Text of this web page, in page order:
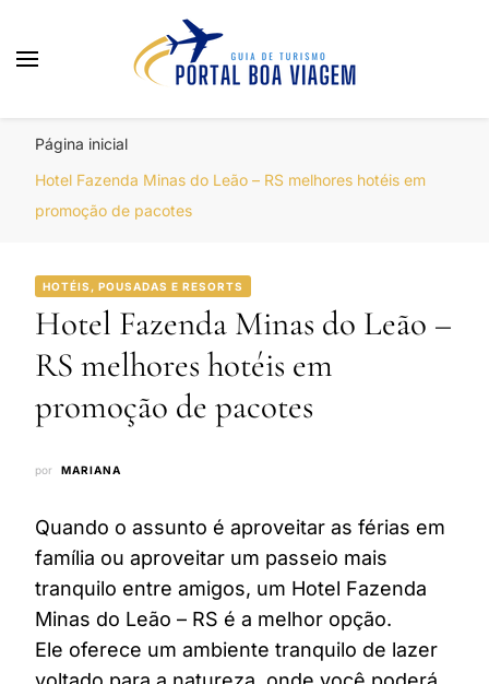
Página inicial
Hotel Fazenda Minas do Leão – RS melhores hotéis em
promoção de pacotes
HOTÉIS, POUSADAS E RESORTS
Hotel Fazenda Minas do Leão –
RS melhores hotéis em
promoção de pacotes
por MARIANA
Quando o assunto é aproveitar as férias em
família ou aproveitar um passeio mais
tranquilo entre amigos, um Hotel Fazenda
Minas do Leão – RS é a melhor opção.
Ele oferece um ambiente tranquilo de lazer